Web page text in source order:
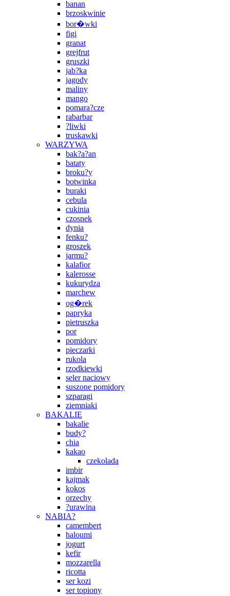
banan
brzoskwinie
bor�wki
figi
granat
grejfrut
gruszki
jab?ka
jagody
maliny
mango
pomara?cze
rabarbar
?liwki
truskawki
WARZYWA
bak?a?an
bataty
broku?y
botwinka
buraki
cebula
cukinia
czosnek
dynia
fenku?
groszek
jarmu?
kalafior
kalerosse
kukurydza
marchew
og�rek
papryka
pietruszka
por
pomidory
pieczarki
rukola
rzodkiewki
seler naciowy
suszone pomidory
szparagi
ziemniaki
BAKALIE
bakalie
budy?
chia
kakao
czekolada
imbir
kajmak
kokos
orzechy
?urawina
NABIA?
camembert
haloumi
jogurt
kefir
mozzarella
ricotta
ser kozi
ser topiony